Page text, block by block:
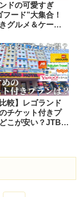
ドの可愛すぎ
フード”大集合！
グルメ＆ケーキ
比較】レゴランド
チケット付きプ
こが安い？JTB・